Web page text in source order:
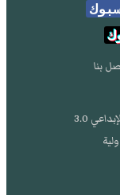
بنا
3.0